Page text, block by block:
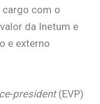
cargo com o
da Inetum e
e externo
president(EVP)